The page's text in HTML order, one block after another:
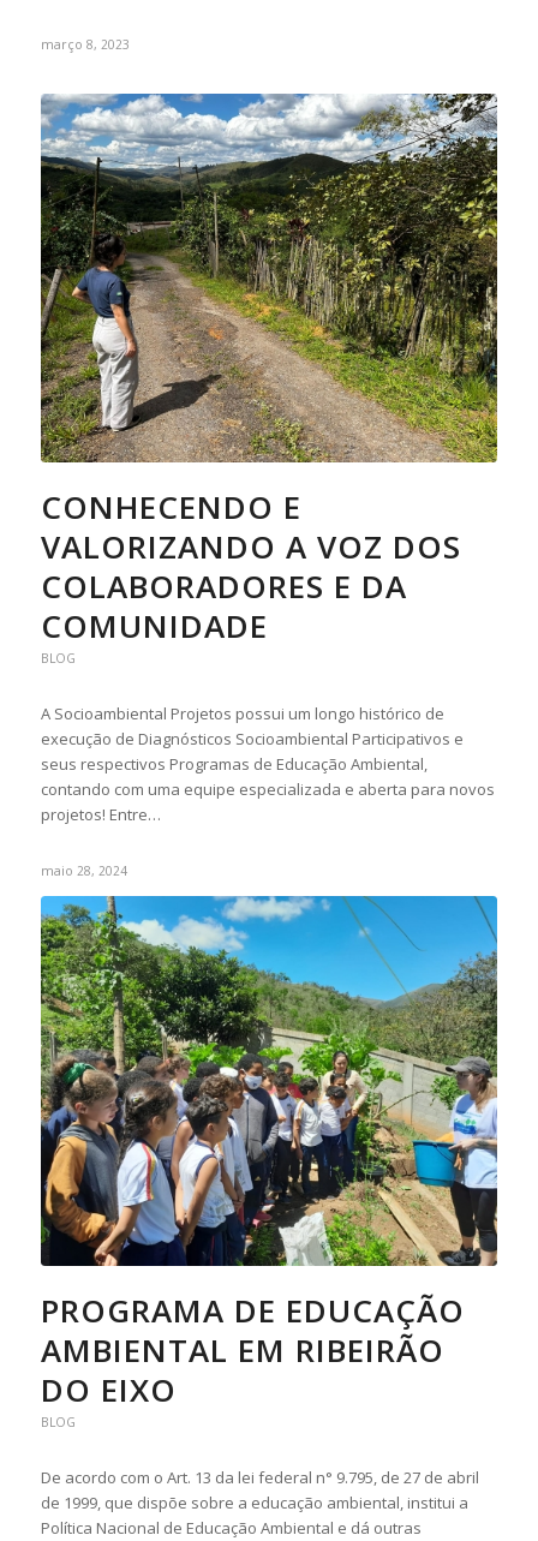
março 8, 2023
CONHECENDO E
VALORIZANDO A VOZ DOS
COLABORADORES E DA
COMUNIDADE
BLOG
A Socioambiental Projetos possui um longo histórico de
execução de Diagnósticos Socioambiental Participativos e
seus respectivos Programas de Educação Ambiental,
contando com uma equipe especializada e aberta para novos
projetos! Entre…
maio 28, 2024
PROGRAMA DE EDUCAÇÃO
AMBIENTAL EM RIBEIRÃO
DO EIXO
BLOG
De acordo com o Art. 13 da lei federal n° 9.795, de 27 de abril
de 1999, que dispõe sobre a educação ambiental, institui a
Política Nacional de Educação Ambiental e dá outras